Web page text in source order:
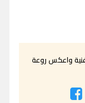
واعكس روعة